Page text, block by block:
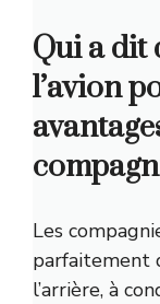
Qui a dit
l’avion
Les
parfaitement
l’arrière, à